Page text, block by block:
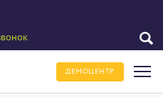
ДЕМОЦЕНТР